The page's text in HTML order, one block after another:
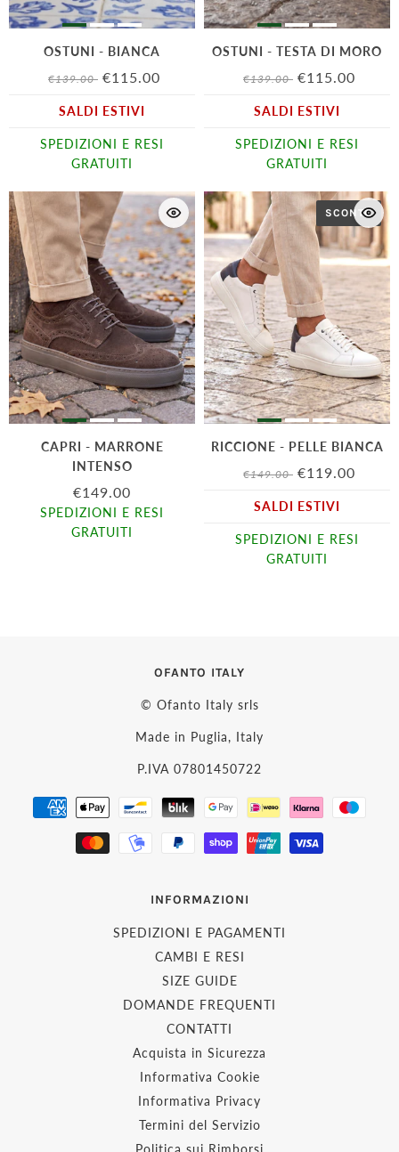
OSTUNI - BIANCA
€139.00 €115.00
SALDI ESTIVI
SPEDIZIONI E RESI
GRATUITI
OSTUNI - TESTA DI MORO
€139.00 €115.00
SALDI ESTIVI
SPEDIZIONI E RESI
GRATUITI
CAPRI - MARRONE
INTENSO
€149.00
SPEDIZIONI E RESI
GRATUITI
SCONTO
RICCIONE - PELLE BIANCA
€149.00 €119.00
SALDI ESTIVI
SPEDIZIONI E RESI
GRATUITI
OFANTO ITALY
© Ofanto Italy srls
Made in Puglia, Italy
P.IVA 07801450722
INFORMAZIONI
SPEDIZIONI E PAGAMENTI
CAMBI E RESI
SIZE GUIDE
DOMANDE FREQUENTI
CONTATTI
Acquista in Sicurezza
Informativa Cookie
Informativa Privacy
Termini del Servizio
Politica sui Rimborsi